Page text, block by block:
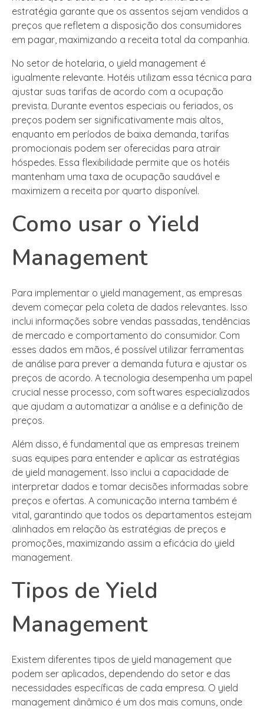
estratégia garante que os assentos sejam vendidos a
preços que refletem a disposição dos consumidores
em pagar, maximizando a receita total da companhia.
No setor de hotelaria, o yield management é
igualmente relevante. Hotéis utilizam essa técnica para
ajustar suas tarifas de acordo com a ocupação
prevista. Durante eventos especiais ou feriados, os
preços podem ser significativamente mais altos,
enquanto em períodos de baixa demanda, tarifas
promocionais podem ser oferecidas para atrair
hóspedes. Essa flexibilidade permite que os hotéis
mantenham uma taxa de ocupação saudável e
maximizem a receita por quarto disponível.
Como usar o Yield
Management
Para implementar o yield management, as empresas
devem começar pela coleta de dados relevantes. Isso
inclui informações sobre vendas passadas, tendências
de mercado e comportamento do consumidor. Com
esses dados em mãos, é possível utilizar ferramentas
de análise para prever a demanda futura e ajustar os
preços de acordo. A tecnologia desempenha um papel
crucial nesse processo, com softwares especializados
que ajudam a automatizar a análise e a definição de
preços.
Além disso, é fundamental que as empresas treinem
suas equipes para entender e aplicar as estratégias
de yield management. Isso inclui a capacidade de
interpretar dados e tomar decisões informadas sobre
preços e ofertas. A comunicação interna também é
vital, garantindo que todos os departamentos estejam
alinhados em relação às estratégias de preços e
promoções, maximizando assim a eficácia do yield
management.
Tipos de Yield
Management
Existem diferentes tipos de yield management que
podem ser aplicados, dependendo do setor e das
necessidades específicas de cada empresa. O yield
management dinâmico é um dos mais comuns, onde